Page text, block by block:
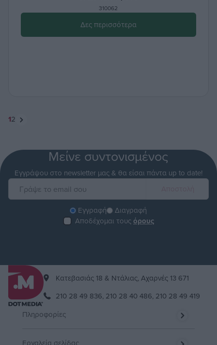
310062
Δες περισσότερα
12
Μείνε συντονισμένος
Εγγράψου στο newsletter μας & θα είσαι πάντα up to date!
Εγγραφή
Διαγραφή
Αποδέχομαι τουςόρους
Kατεβασιάς 18 & Ντάλιας, Αχαρνές 13 671
210 28 49 836, 210 28 40 486, 210 28 49 419
Πληροφορίες